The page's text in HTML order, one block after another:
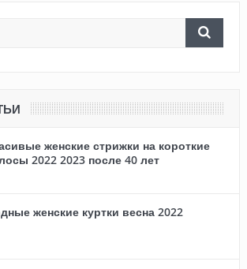
женские стрижки на короткие
2022 2023 после 40 лет
женские куртки весна 2022